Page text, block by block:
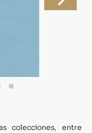
colecciones, entre